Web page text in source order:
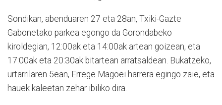
Sondikan, abenduaren 27 eta 28an, Txiki-Gazte
Gabonetako parkea egongo da Gorondabeko
kiroldegian, 12:00ak eta 14:00ak artean goizean, eta
17:00ak eta 20:30ak bitartean arratsaldean. Bukatzeko,
urtarrilaren 5ean, Errege Magoei harrera egingo zaie, eta
hauek kaleetan zehar ibiliko dira.